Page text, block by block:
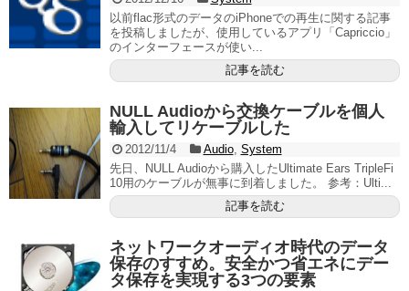
以前flac形式のデータのiPhoneでの再生に関する記事
を投稿しましたが、使用しているアプリ「Capriccio」
のインターフェースが使い...
記事を読む
NULL Audioから交換ケーブルを個人
輸入してリケーブルした
2012/11/4 Audio, System
先日、NULL Audioから購入したUltimate Ears TripleFi
10用のケーブルが無事に到着しました。 参考：Ulti...
記事を読む
ネットワークオーディオ時代のデータ
保存のすすめ。安全かつ省エネにデー
タ保存を実現する3つの要素